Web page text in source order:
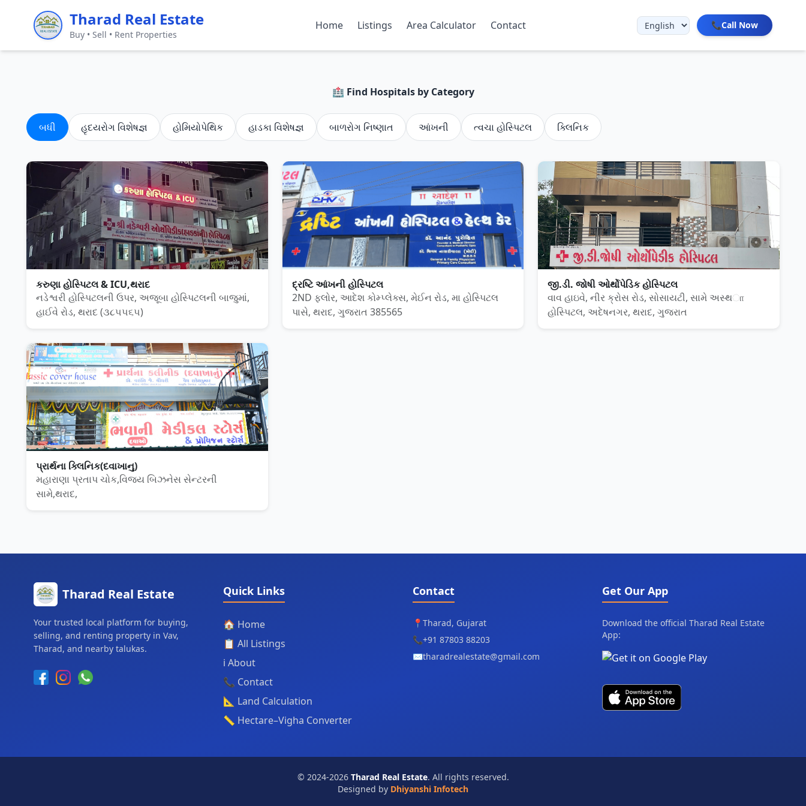
Tharad Real Estate
Buy • Sell • Rent Properties
Home Listings Area Calculator Contact 📞Call Now
🏥 Find Hospitals by Category
બધી હૃદયરોગ વિશેષજ્ઞ હોમિયોપેથિક હાડકા વિશેષજ્ઞ બાળરોગ નિષ્ણાત આંખની ત્વચા હોસ્પિટલ ક્લિનિક
કરુણા હોસ્પિટલ & ICU,થરાદ
નડેશ્વરી હોસ્પિટલની ઉપર, અજૂબા હોસ્પિટલની બાજુમાં,
હાઈવે રોડ, થરાદ (૩૮૫૫૬૫)
દ્રષ્ટિ આંખની હોસ્પિટલ
2ND ફ્લોર, આદેશ કોમ્પ્લેક્સ, મેઈન રોડ, મા હોસ્પિટલ
પાસે, થરાદ, ગુજરાત 385565
જી.ડી. જોષી ઓર્થોપેડિક હોસ્પિટલ
વાવ હાઇવે, નીર ક્રોસ રોડ, સોસાયટી, સામે અસ્થா
હોસ્પિટલ, અદેષનગર, થરાદ, ગુજરાત
પ્રાર્થના ક્લિનિક(દવાખાનુ)
મહારાણા પ્રતાપ ચોક,વિજય બિઝનેસ સેન્ટરની
સામે,થરાદ,
Tharad Real Estate
Your trusted local platform for buying,
selling, and renting property in Vav,
Tharad, and nearby talukas.
Quick Links
🏠 Home
📋 All Listings
ℹ️ About
📞 Contact
📐 Land Calculation
📏 Hectare–Vigha Converter
Contact
📍 Tharad, Gujarat
📞+91 87803 88203
✉️tharadrealestate@gmail.com
Get Our App
Download the official Tharad Real Estate
App:
© 2024-2026 Tharad Real Estate. All rights reserved.
Designed by Dhiyanshi Infotech